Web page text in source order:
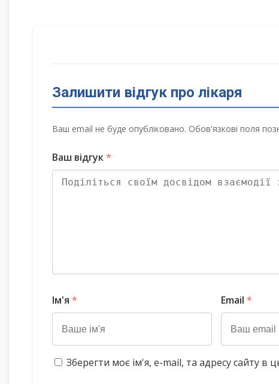
Залишити відгук про лікаря
Ваш email не буде опубліковано. Обов'язкові поля
Ваш відгук*
Ім'я * Email *
Зберегти моє ім'я, e-mail, та адресу сайту в